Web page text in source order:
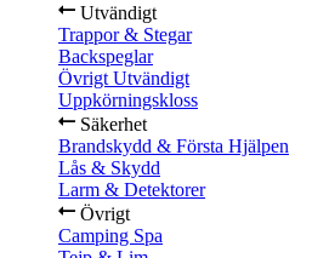
Utvändigt
Trappor & Stegar
Backspeglar
Övrigt Utvändigt
Uppkörningskloss
Säkerhet
Brandskydd & Första Hjälpen
Lås & Skydd
Larm & Detektorer
Övrigt
Camping Spa